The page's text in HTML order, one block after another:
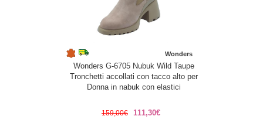
Wonders
Wonders G-6705 Nubuk Wild Taupe
Tronchetti accollati con tacco alto per
Donna in nabuk con elastici
159,00€ 111,30€